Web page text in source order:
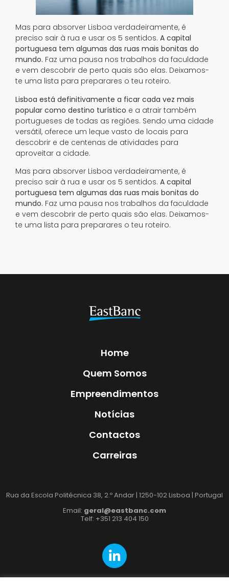
Mas para absorver Lisboa verdadeiramente, é
preciso sair à rua e usar os 5 sentidos. A capital
portuguesa tem algumas das ruas mais bonitas do
mundo. Faz uma pausa nos trabalhos da faculdade
e vem descobrir de perto quais são elas. Deixamos-
te uma lista para preparares o teu roteiro.
Lisboa está definitivamente a ficar cada vez mais
popular como destino turístico e a atrair também
portugueses de todas as regiões. Sendo uma cidade
versátil, oferece um leque vasto de locais para
descobrir e de centenas de atividades para
aproveitar a cidade.
Mas para absorver Lisboa verdadeiramente, é
preciso sair à rua e usar os 5 sentidos. A capital
portuguesa tem algumas das ruas mais bonitas do
mundo. Faz uma pausa nos trabalhos da faculdade
e vem descobrir de perto quais são elas. Deixamos-
te uma lista para preparares o teu roteiro.
Home
Quem Somos
Empreendimentos
Notícias
Contactos
Carreiras
Rua da Escola Politécnica 38, 2.º Andar | 1250-102 Lisboa | Portugal
Email: geral@eastbanc.com
Telf: +351 213 404 150